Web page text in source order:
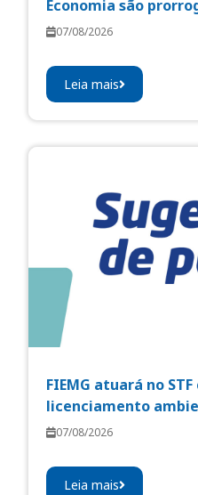
Economia são
07/08/2026
Leia mais
FIEMG atuará no
licenciamento
07/08/2026
Leia mais